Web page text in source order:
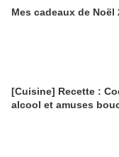
Mes cadeaux de Noël
[Cuisine] Recette :
alcool et amuses